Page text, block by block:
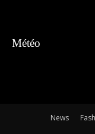
Météo
News